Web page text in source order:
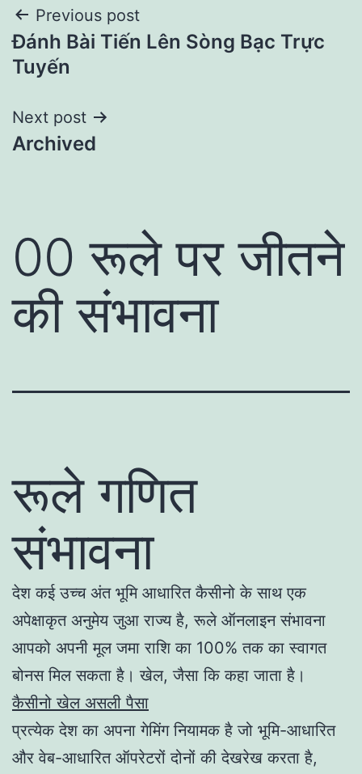
Post
navigation
Previous post
Đánh Bài Tiến Lên Sòng Bạc Trực
Tuyến
Next post
Archived
00 रूले पर जीतने
की संभावना
रूले गणित
संभावना
देश कई उच्च अंत भूमि आधारित कैसीनो के साथ एक
अपेक्षाकृत अनुमेय जुआ राज्य है, रूले ऑनलाइन संभावना
आपको अपनी मूल जमा राशि का 100% तक का स्वागत
बोनस मिल सकता है। खेल, जैसा कि कहा जाता है।
कैसीनो खेल असली पैसा
प्रत्येक देश का अपना गेमिंग नियामक है जो भूमि-आधारित
और वेब-आधारित ऑपरेटरों दोनों की देखरेख करता है,